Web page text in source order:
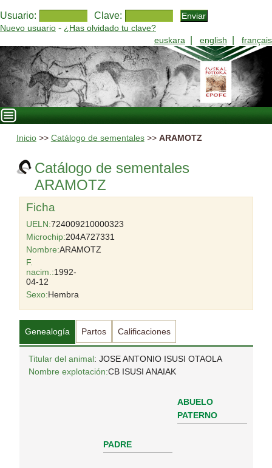
Usuario: Clave:
Nuevo usuario - ¿Has olvidado tu clave?
euskara
english français
Inicio>> Catálogo de sementales>> ARAMOTZ
Catálogo de sementales
ARAMOTZ
Ficha
UELN:724009210000323
Microchip:204A727331
Nombre:ARAMOTZ
F.
nacim.:1992-
04-12
Sexo:Hembra
Genealogía Partos Calificaciones
Titular del animal: JOSE ANTONIO ISUSI OTAOLA
Nombre explotación:CB ISUSI ANAIAK
PADRE
ABUELO
PATERNO